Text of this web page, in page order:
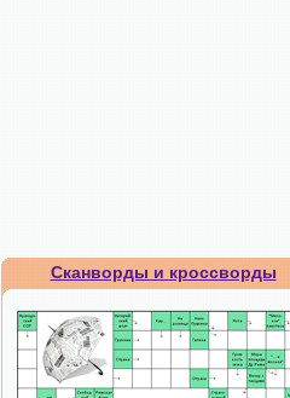
Сканворды и кроссворды